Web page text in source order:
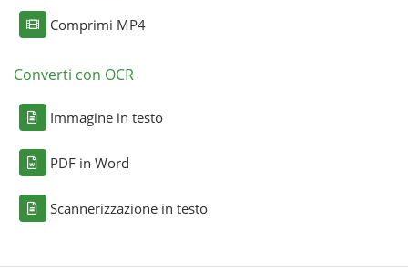
Comprimi MP4
Converti con OCR
Immagine in testo
PDF in Word
Scannerizzazione in testo